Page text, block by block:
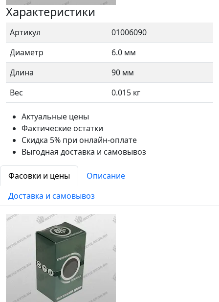
Характеристики
Артикул
01006090
Диаметр
6.0 мм
Длина
90 мм
Вес
0.015 кг
Актуальные цены
Фактические остатки
Скидка 5% при онлайн-оплате
Выгодная доставка и самовывоз
Фасовки и цены
Описание
Доставка и самовывоз